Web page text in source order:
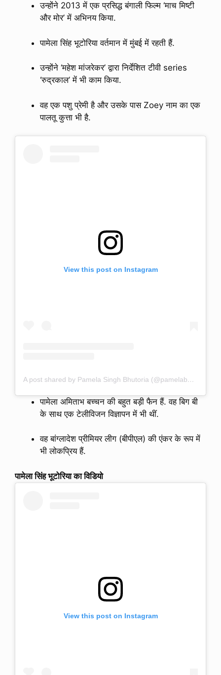
उन्होंने 2013 में एक प्रसिद्ध बंगाली फिल्म ‘माच मिष्टी
और मोर’ में अभिनय किया.
पामेला सिंह भूटोरिया वर्तमान में मुंबई में रहती हैं.
उन्होंने ‘महेश मांजरेकर’ द्वारा निर्देशित टीवी series
‘रुद्रकाल’ में भी काम किया.
वह एक पशु प्रेमी है और उसके पास Zoey नाम का एक
पालतू कुत्ता भी है.
View this post on Instagram
A post shared by Pamela Singh Bhutoria (@pamelabhutoria)
पामेला अमिताभ बच्चन की बहुत बड़ी फैन हैं. वह बिग बी
के साथ एक टेलीविजन विज्ञापन में भी थीं.
वह बांग्लादेश प्रीमियर लीग (बीपीएल) की एंकर के रूप में
भी लोकप्रिय हैं.
पामेला सिंह भूटोरिया का विडियो
View this post on Instagram